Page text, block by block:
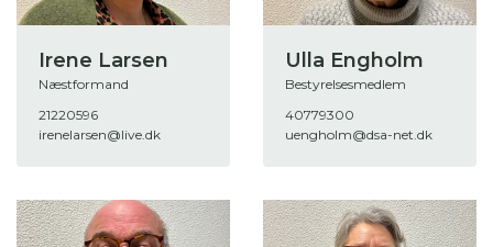
Irene Larsen
Næstformand
21220596
irenelarsen@live.dk
Ulla Engholm
Bestyrelsesmedlem
40779300
uengholm@dsa-net.dk